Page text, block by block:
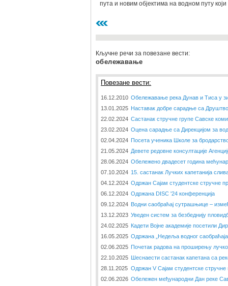
пута и новим објектима на водном путу
Кључне речи за повезане вести:
обележавање
Повезане вести:
16.12.2010 Обележавање река Дунав и Тиса у
13.01.2025 Наставак добре сарадње са
22.02.2024 Састанак стручне групе Савске
23.02.2024 Оцена сарадње са Дирекцијом за
02.04.2024 Посета ученика Школе за
21.05.2024 Девете редовне консултације
28.06.2024 Обележено двадесет година
07.10.2024 15. састанак Лучких капетанија
04.12.2024 Одржан Сајам студентске стручне
06.12.2024 Одржана DISC '24 конференција
09.12.2024 Водни саобраћај сутрашњице –
13.12.2023 Уведен систем за безбеднију
24.02.2025 Кадети Војне академије посетили
16.05.2025 Одржана „Недеља водног
02.06.2025 Почетак радова на проширењу
22.10.2025 Шеснаести састанак капетана са
28.11.2025 Одржан V Сајам студентске стручне
02.06.2026 Обележен међународни Дан реке